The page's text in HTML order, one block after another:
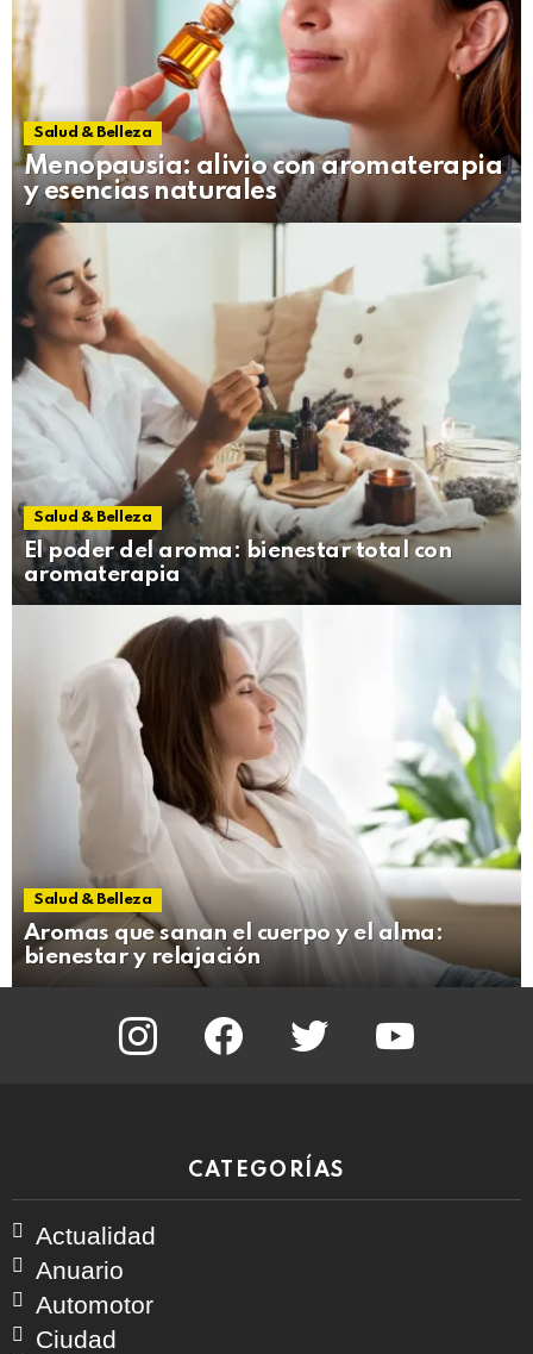
Salud & Belleza
Menopausia: alivio con aromaterapia
y esencias naturales
Salud & Belleza
El poder del aroma: bienestar total con
aromaterapia
Salud & Belleza
Aromas que sanan el cuerpo y el alma:
bienestar y relajación
instagram facebook twitter
CATEGORÍAS
Actualidad
Anuario
Automotor
Ciudad